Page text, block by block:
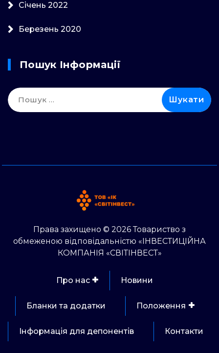
Січень 2022
Березень 2020
Пошук Інформації
Пошук:
Права захищено © 2026 Товариство з
обмеженою відповідальністю «ІНВЕСТИЦІЙНА
КОМПАНІЯ «СВІТІНВЕСТ»
Про нас Новини
Бланки та додатки Положення
Інформація для депонентів Контакти